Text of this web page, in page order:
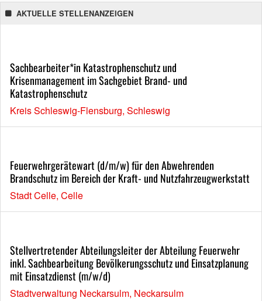
AKTUELLE STELLENANZEIGEN
Sachbearbeiter*in Katastrophenschutz und
Krisenmanagement im Sachgebiet Brand- und
Katastrophenschutz
Kreis Schleswig-Flensburg, Schleswig
Feuerwehrgerätewart (d/m/w) für den Abwehrenden
Brandschutz im Bereich der Kraft- und Nutzfahrzeugwerkstatt
Stadt Celle, Celle
Stellvertretender Abteilungsleiter der Abteilung Feuerwehr
inkl. Sachbearbeitung Bevölkerungsschutz und Einsatzplanung
mit Einsatzdienst (m/w/d)
Stadtverwaltung Neckarsulm, Neckarsulm